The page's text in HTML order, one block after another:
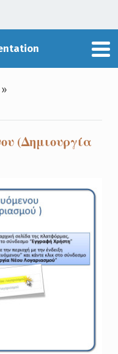
»
(Δημιουργία